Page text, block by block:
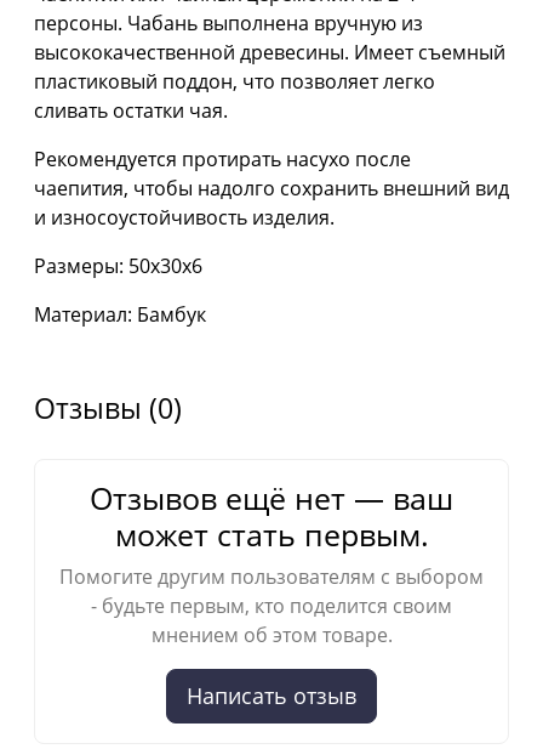
персоны. Чабань выполнена вручную из
высококачественной древесины. Имеет съемный
пластиковый поддон, что позволяет легко
сливать остатки чая.
Рекомендуется протирать насухо после
чаепития, чтобы надолго сохранить внешний вид
и износоустойчивость изделия.
Размеры: 50х30х6
Материал: Бамбук
Отзывы (0)
Отзывов ещё нет — ваш
может стать первым.
Помогите другим пользователям с выбором
- будьте первым, кто поделится своим
мнением об этом товаре.
Написать отзыв